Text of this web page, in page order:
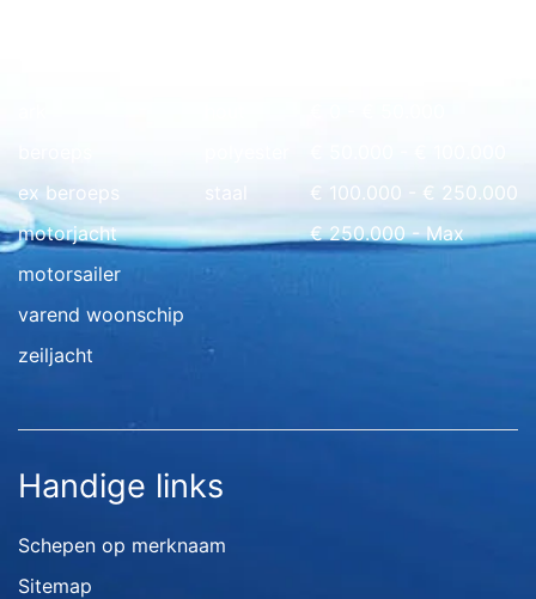
ex beroeps
motorjacht
motorsailer
varend woonschip
zeiljacht
€ 100.000 - € 250.000
€ 250.000 - Max
Handige links
Schepen op merknaam
Sitemap